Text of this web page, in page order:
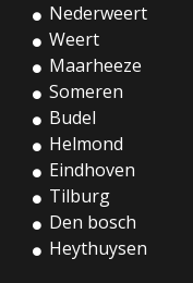
Nederweert
Weert
Maarheeze
Someren
Budel
Helmond
Eindhoven
Tilburg
Den bosch
Heythuysen